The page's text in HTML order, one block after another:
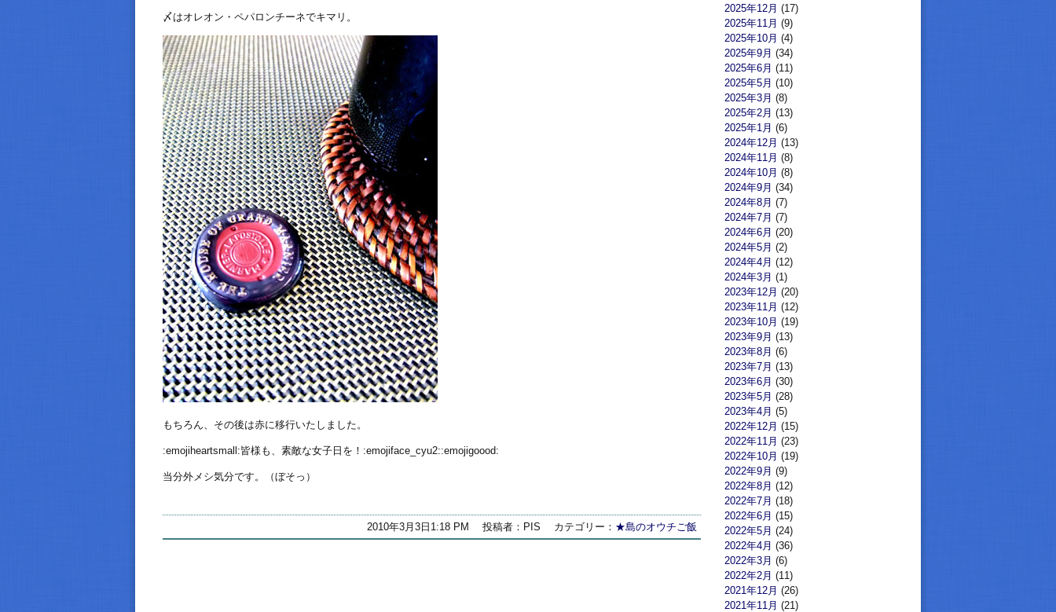
〆はオレオン・ペパロンチーネでキマリ。
もちろん、その後は赤に移行いたしました。
:emojiheartsmall:皆様も、素敵な女子日を！:emojiface_cyu2::emojigoood:
当分外メシ気分です。（ぼそっ）
2010年3月3日1:18 PM 投稿者：PIS カテゴリー： ★島のオウチご飯
2025年12月 (17)
2025年11月 (9)
2025年10月 (4)
2025年9月 (34)
2025年6月 (11)
2025年5月 (10)
2025年3月 (8)
2025年2月 (13)
2025年1月 (6)
2024年12月 (13)
2024年11月 (8)
2024年10月 (8)
2024年9月 (34)
2024年8月 (7)
2024年7月 (7)
2024年6月 (20)
2024年5月 (2)
2024年4月 (12)
2024年3月 (1)
2023年12月 (20)
2023年11月 (12)
2023年10月 (19)
2023年9月 (13)
2023年8月 (6)
2023年7月 (13)
2023年6月 (30)
2023年5月 (28)
2023年4月 (5)
2022年12月 (15)
2022年11月 (23)
2022年10月 (19)
2022年9月 (9)
2022年8月 (12)
2022年7月 (18)
2022年6月 (15)
2022年5月 (24)
2022年4月 (36)
2022年3月 (6)
2022年2月 (11)
2021年12月 (26)
2021年11月 (21)